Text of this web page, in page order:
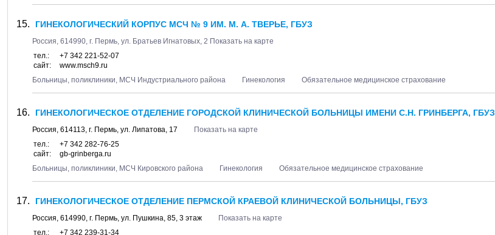
ГИНЕКОЛОГИЧЕСКИЙ КОРПУС МСЧ № 9 ИМ. М. А. ТВЕРЬЕ, ГБУЗ
Россия, 614990, г. Пермь, ул. Братьев Игнатовых, 2 Показать на карте
тел.:
+7 342 221-52-07
сайт:
www.msch9.ru
Больницы, поликлиники, МСЧ Индустриального района
Гинекология Обязательное медицинское страхование
ГИНЕКОЛОГИЧЕСКОЕ ОТДЕЛЕНИЕ ГОРОДСКОЙ КЛИНИЧЕСКОЙ БОЛЬНИЦЫ ИМЕНИ С.Н. ГРИНБЕРГА, ГБУЗ
Россия, 614113, г. Пермь, ул. Липатова, 17
Показать на карте
тел.:
+7 342 282-76-25
сайт:
gb-grinberga.ru
Больницы, поликлиники, МСЧ Кировского района
Гинекология Обязательное медицинское страхование
ГИНЕКОЛОГИЧЕСКОЕ ОТДЕЛЕНИЕ ПЕРМСКОЙ КРАЕВОЙ КЛИНИЧЕСКОЙ БОЛЬНИЦЫ, ГБУЗ
Россия, 614990, г. Пермь, ул. Пушкина, 85, 3 этаж
Показать на карте
тел.:
+7 342 239-31-34